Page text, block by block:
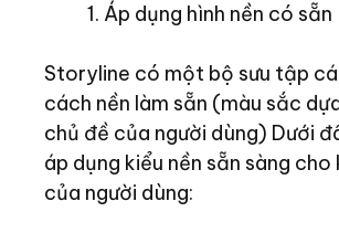
Áp dụng hình nền có sẵn
Storyline có một bộ sưu tập
cách nền làm sẵn (màu sắc
chủ đề của người dùng) Dưới
áp dụng kiểu nền sẵn sàng
của người dùng: